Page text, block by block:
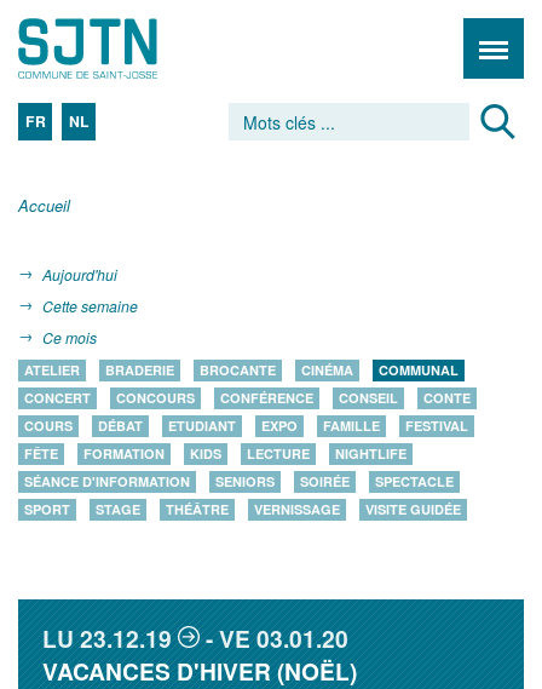
FR NL
Accueil
Aujourd'hui
Cette semaine
Ce mois
ATELIER BRADERIE BROCANTE CINÉMA
COMMUNAL
CONCERT
CONCOURS CONFÉRENCE CONSEIL
CONTE
COURS
DÉBAT ETUDIANT EXPO FAMILLE
FESTIVAL
FÊTE
FORMATION KIDS LECTURE
NIGHTLIFE
SÉANCE D'INFORMATION
SENIORS SOIRÉE
SPECTACLE
SPORT
STAGE THÉÂTRE VERNISSAGE VISITE GUIDÉE
LU23.12.19 VE03.01.20
VACANCES D'HIVER (NOËL)